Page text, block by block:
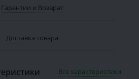
Гарантии и Возврат
Доставка товара
Все характеристики